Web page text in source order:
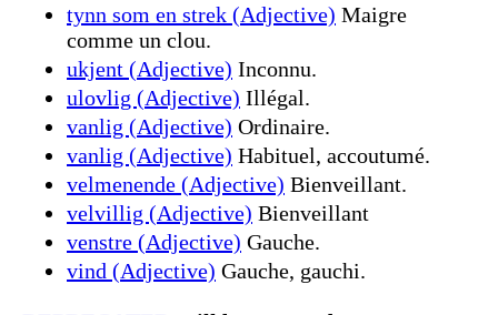
tynn som en strek (Adjective) Maigre
comme un clou.
ukjent (Adjective) Inconnu.
ulovlig (Adjective) Illégal.
vanlig (Adjective) Ordinaire.
vanlig (Adjective) Habituel, accoutumé.
velmenende (Adjective) Bienveillant.
velvillig (Adjective) Bienveillant
venstre (Adjective) Gauche.
vind (Adjective) Gauche, gauchi.